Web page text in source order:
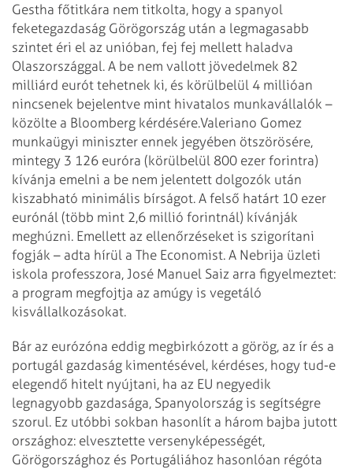
Gestha főtitkára nem titkolta, hogy a spanyol
feketegazdaság Görögország után a legmagasabb
szintet éri el az unióban, fej fej mellett haladva
Olaszországgal. A be nem vallott jövedelmek 82
milliárd eurót tehetnek ki, és körülbelül 4 millióan
nincsenek bejelentve mint hivatalos munkavállalók –
közölte a Bloomberg kérdésére.Valeriano Gomez
munkaügyi miniszter ennek jegyében ötszörösére,
mintegy 3 126 euróra (körülbelül 800 ezer forintra)
kívánja emelni a be nem jelentett dolgozók után
kiszabható minimális bírságot. A felső határt 10 ezer
eurónál (több mint 2,6 millió forintnál) kívánják
meghúzni. Emellett az ellenőrzéseket is szigorítani
fogják – adta hírül a The Economist. A Nebrija üzleti
iskola professzora, José Manuel Saiz arra figyelmeztet:
a program megfojtja az amúgy is vegetáló
kisvállalkozásokat.
Bár az eurózóna eddig megbirkózott a görög, az ír és a
portugál gazdaság kimentésével, kérdéses, hogy tud-e
elegendő hitelt nyújtani, ha az EU negyedik
legnagyobb gazdasága, Spanyolország is segítségre
szorul. Ez utóbbi sokban hasonlít a három bajba jutott
országhoz: elvesztette versenyképességét,
Görögországhoz és Portugáliához hasonlóan régóta